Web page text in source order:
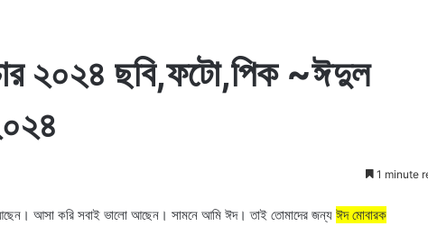
২০২৪ ছবি,ফটো,পিক ~ঈদুল
1 minute
আসা করি সবাই ভালো আছেন। সামনে আমি ঈদ। তাই তোমাদের জন্য ঈদ মোবারক